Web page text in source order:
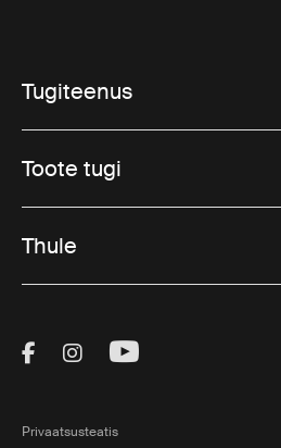
Tugiteenus
Toote tugi
Thule
Visit Thule on Facebook
Visit Thule on
Visit Thule on
Privaatsusteatis